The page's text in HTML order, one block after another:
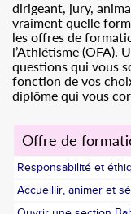
dirigeant, jury,
vraiment quelle
les offres de
l’Athlétisme (OFA).
questions qui vous
fonction de vos
diplôme qui vous
Offre de
Responsabilité et
Accueillir, animer et